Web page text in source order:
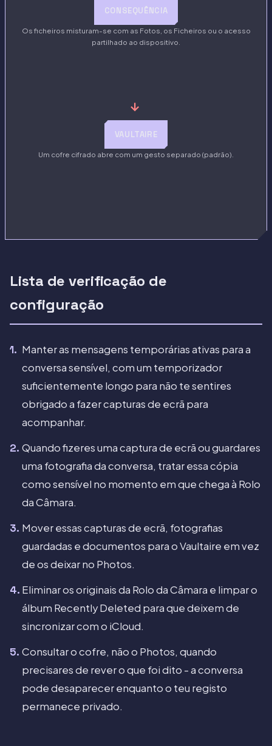
CONSEQUÊNCIA
Os ficheiros misturam-se com as Fotos, os Ficheiros ou o acesso
partilhado ao dispositivo.
→
VAULTAIRE
Um cofre cifrado abre com um gesto separado (padrão).
Lista de verificação de
configuração
Manter as mensagens temporárias ativas para a
conversa sensível, com um temporizador
suficientemente longo para não te sentires
obrigado a fazer capturas de ecrã para
acompanhar.
Quando fizeres uma captura de ecrã ou guardares
uma fotografia da conversa, tratar essa cópia
como sensível no momento em que chega à Rolo
da Câmara.
Mover essas capturas de ecrã, fotografias
guardadas e documentos para o Vaultaire em vez
de os deixar no Photos.
Eliminar os originais da Rolo da Câmara e limpar o
álbum Recently Deleted para que deixem de
sincronizar com o iCloud.
Consultar o cofre, não o Photos, quando
precisares de rever o que foi dito - a conversa
pode desaparecer enquanto o teu registo
permanece privado.